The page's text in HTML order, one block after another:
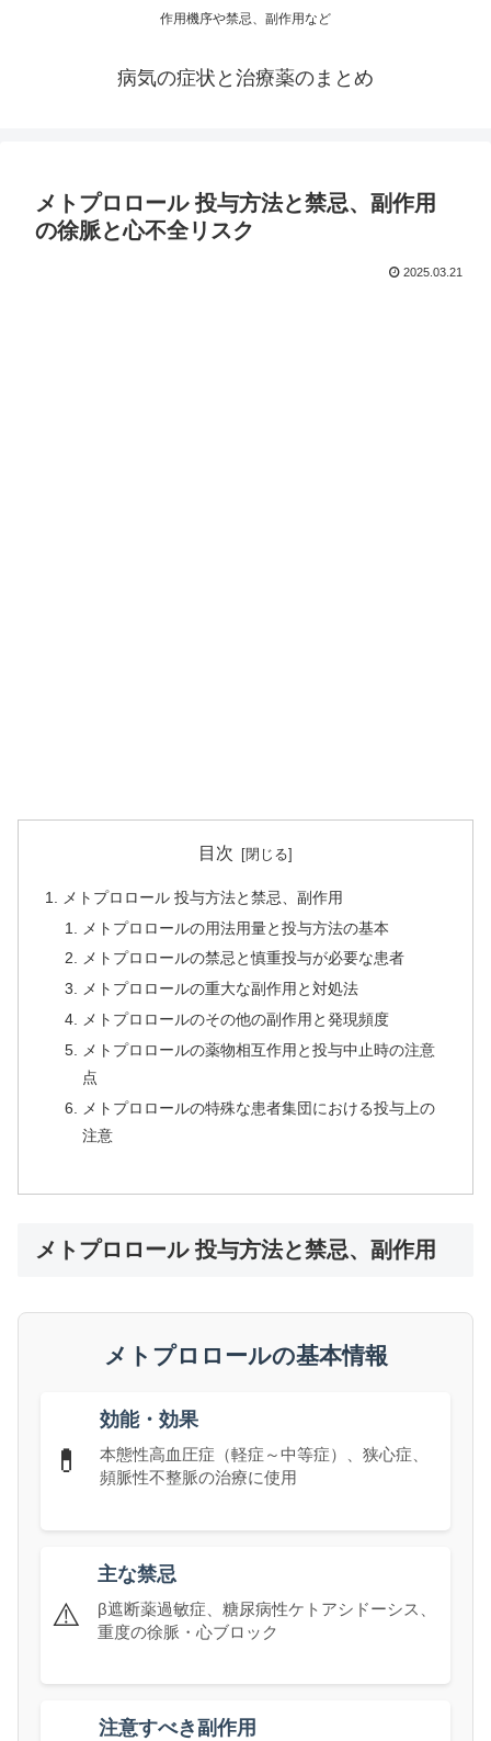
作用機序や禁忌、副作用など
病気の症状と治療薬のまとめ
メトプロロール 投与方法と禁忌、副作用
の徐脈と心不全リスク
2025.03.21
目次
メトプロロール 投与方法と禁忌、副作用
メトプロロールの用法用量と投与方法の基本
メトプロロールの禁忌と慎重投与が必要な患者
メトプロロールの重大な副作用と対処法
メトプロロールのその他の副作用と発現頻度
メトプロロールの薬物相互作用と投与中止時の注意
点
メトプロロールの特殊な患者集団における投与上の
注意
メトプロロール 投与方法と禁忌、副作用
メトプロロールの基本情報
💊
効能・効果
本態性高血圧症（軽症～中等症）、狭心症、
頻脈性不整脈の治療に使用
⚠️
主な禁忌
β遮断薬過敏症、糖尿病性ケトアシドーシス、
重度の徐脈・心ブロック
注意すべき副作用